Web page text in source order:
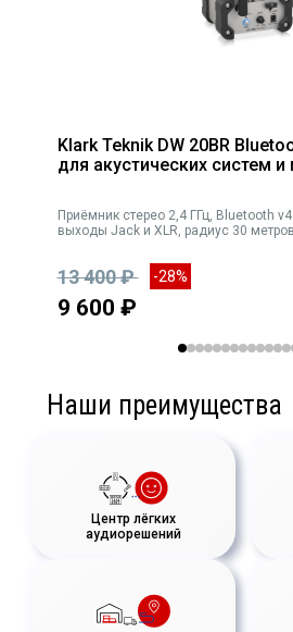
Klark Teknik DW 20BR
для акустических систем
Приёмник стерео 2,4 ГГц, Bluetooth
выходы Jack и XLR, радиус 30
13 400 ₽ -28%
9 600 ₽
Наши преимущества
Центр лёгких
аудиорешений